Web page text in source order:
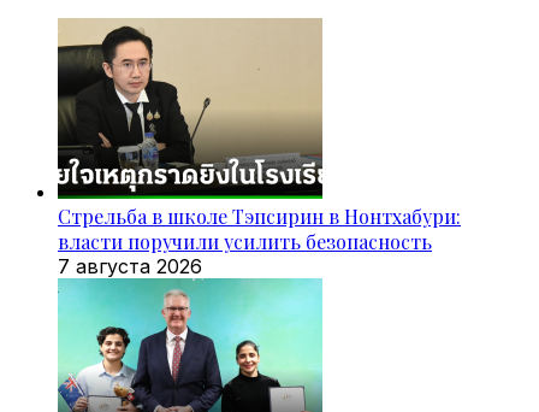
Стрельба в школе Тэпсирин в Нонтхабури:
власти поручили усилить безопасность
7 августа 2026